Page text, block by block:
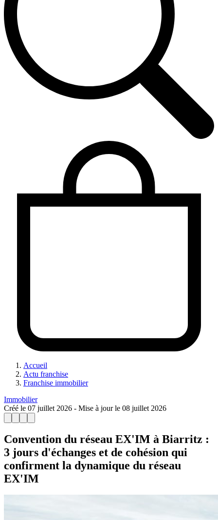
Accueil
Actu franchise
Franchise immobilier
Immobilier
Créé le 07 juillet 2026 - Mise à jour le 08 juillet 2026
Convention du réseau EX'IM à Biarritz :
3 jours d'échanges et de cohésion qui
confirment la dynamique du réseau
EX'IM